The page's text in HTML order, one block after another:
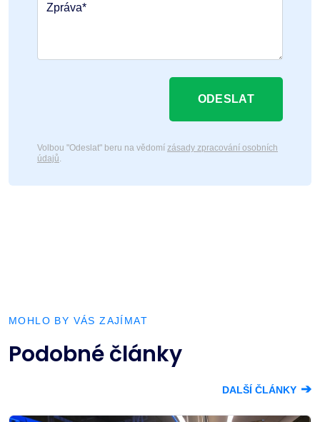
Zpráva*
ODESLAT
Volbou "Odeslat" beru na vědomí zásady zpracování osobních
údajů.
MOHLO BY VÁS ZAJÍMAT
Podobné články
DALŠÍ ČLÁNKY ➔